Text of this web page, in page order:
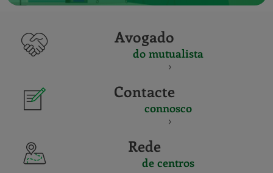
Avogado
do mutualista
Contacte
connosco
Rede
de centros